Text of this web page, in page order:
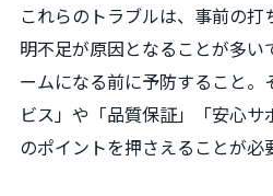
これらのトラブルは、事前の
明不足が原因となることが多い
ームになる前に予防すること。
ビス」や「品質保証」「安心
のポイントを押さえることが必